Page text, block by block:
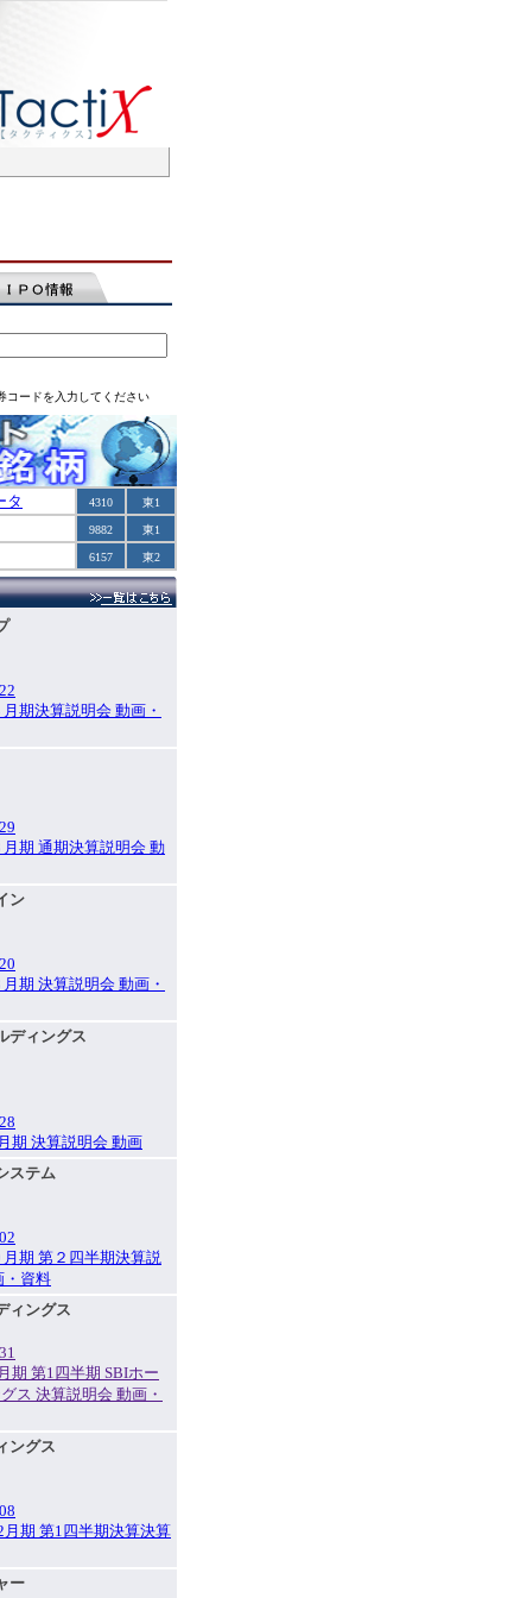
コードを入力してください
タ 4310 東1
9882 東1
6157 東2
期決算説明会 動画・
期 通期決算説明会 動
ン
期 決算説明会 動画・
ディングス
期 決算説明会 動画
ステム
月期 第２四半期決算説
・資料
ィングス
期 第1四半期 SBIホー
ス 決算説明会 動画・
ングス
月期 第1四半期決算決算
ー